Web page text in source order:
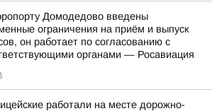
Домодедово введены
ограничения на приём и выпуск
он работает по согласованию с
органами — Росавиация
работали на месте дорожно-